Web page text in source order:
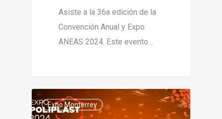
Asiste a la 36a edición de la
Convención Anual y Expo
ANEAS 2024. Este evento…
Expo Monterrey